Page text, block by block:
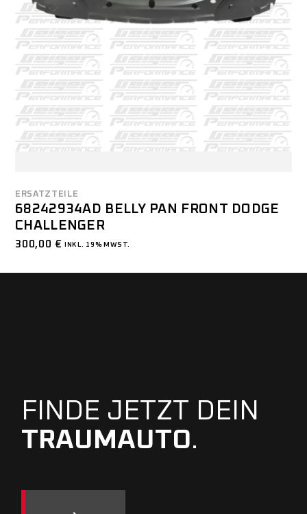
ERSATZTEILE
68242934AD BELLY PAN FRONT DODGE
CHALLENGER
300,00 € INKL. 19% MWST.
FINDE JETZT DEIN
TRAUMAUTO.